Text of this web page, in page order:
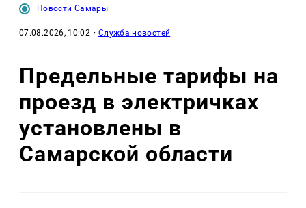
Новости Самары
07.08.2026, 10:02 · Служба новостей
Предельные тарифы на
проезд в электричках
установлены в
Самарской области